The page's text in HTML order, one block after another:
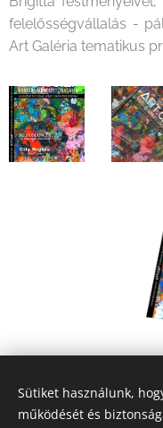
felelősségvállalás -
Art Galéria tematikus
Sütiket használunk,
működését és